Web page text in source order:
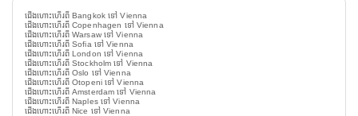
ជើងហោះហើរពី Bangkok ទៅ Vienna
ជើងហោះហើរពី Copenhagen ទៅ Vienna
ជើងហោះហើរពី Warsaw ទៅ Vienna
ជើងហោះហើរពី Sofia ទៅ Vienna
ជើងហោះហើរពី London ទៅ Vienna
ជើងហោះហើរពី Stockholm ទៅ Vienna
ជើងហោះហើរពី Oslo ទៅ Vienna
ជើងហោះហើរពី Otopeni ទៅ Vienna
ជើងហោះហើរពី Amsterdam ទៅ Vienna
ជើងហោះហើរពី Naples ទៅ Vienna
ជើងហោះហើរពី Nice ទៅ Vienna